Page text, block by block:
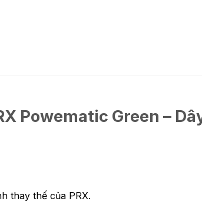
Powematic Green –
thay thế của PRX.